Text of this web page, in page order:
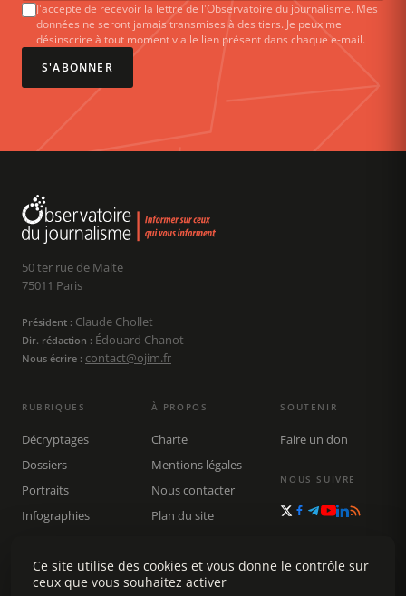
J'accepte de recevoir la lettre de l'Observatoire du journalisme. Mes
données ne seront jamais transmises à des tiers. Je peux me
désinscrire à tout moment via le lien présent dans chaque e-mail.
S'ABONNER
50 ter rue de Malte
75011 Paris
Président : Claude Chollet
Dir. rédaction : Édouard Chanot
Nous écrire : contact@ojim.fr
RUBRIQUES
Décryptages
Dossiers
Portraits
Infographies
Rechercher
À PROPOS
Charte
Mentions légales
Nous contacter
Plan du site
SOUTENIR
Faire un don
NOUS SUIVRE
Ce site utilise des cookies et vous donne le contrôle sur
ceux que vous souhaitez activer